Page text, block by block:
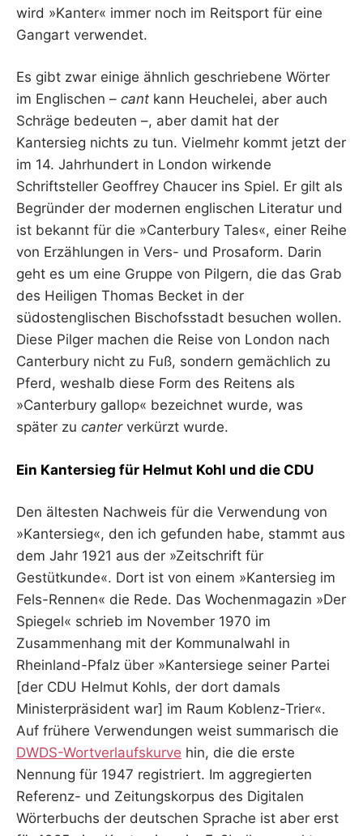
wird »Kanter« immer noch im Reitsport für eine
Gangart verwendet.
Es gibt zwar einige ähnlich geschriebene Wörter
im Englischen – cant kann Heuchelei, aber auch
Schräge bedeuten –, aber damit hat der
Kantersieg nichts zu tun. Vielmehr kommt jetzt der
im 14. Jahrhundert in London wirkende
Schriftsteller Geoffrey Chaucer ins Spiel. Er gilt als
Begründer der modernen englischen Literatur und
ist bekannt für die »Canterbury Tales«, einer Reihe
von Erzählungen in Vers- und Prosaform. Darin
geht es um eine Gruppe von Pilgern, die das Grab
des Heiligen Thomas Becket in der
südostenglischen Bischofsstadt besuchen wollen.
Diese Pilger machen die Reise von London nach
Canterbury nicht zu Fuß, sondern gemächlich zu
Pferd, weshalb diese Form des Reitens als
»Canterbury gallop« bezeichnet wurde, was
später zu canter verkürzt wurde.
Ein Kantersieg für Helmut Kohl und die CDU
Den ältesten Nachweis für die Verwendung von
»Kantersieg«, den ich gefunden habe, stammt aus
dem Jahr 1921 aus der »Zeitschrift für
Gestütkunde«. Dort ist von einem »Kantersieg im
Fels-Rennen« die Rede. Das Wochenmagazin »Der
Spiegel« schrieb im November 1970 im
Zusammenhang mit der Kommunalwahl in
Rheinland-Pfalz über »Kantersiege seiner Partei
[der CDU Helmut Kohls, der dort damals
Ministerpräsident war] im Raum Koblenz-Trier«.
Auf frühere Verwendungen weist summarisch die
DWDS-Wortverlaufskurve hin, die die erste
Nennung für 1947 registriert. Im aggregierten
Referenz- und Zeitungskorpus des Digitalen
Wörterbuchs der deutschen Sprache ist aber erst